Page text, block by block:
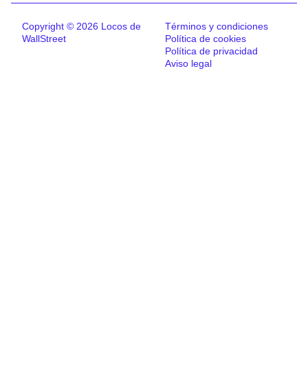
Copyright © 2026 Locos de
WallStreet
Términos y condiciones
Política de cookies
Política de privacidad
Aviso legal